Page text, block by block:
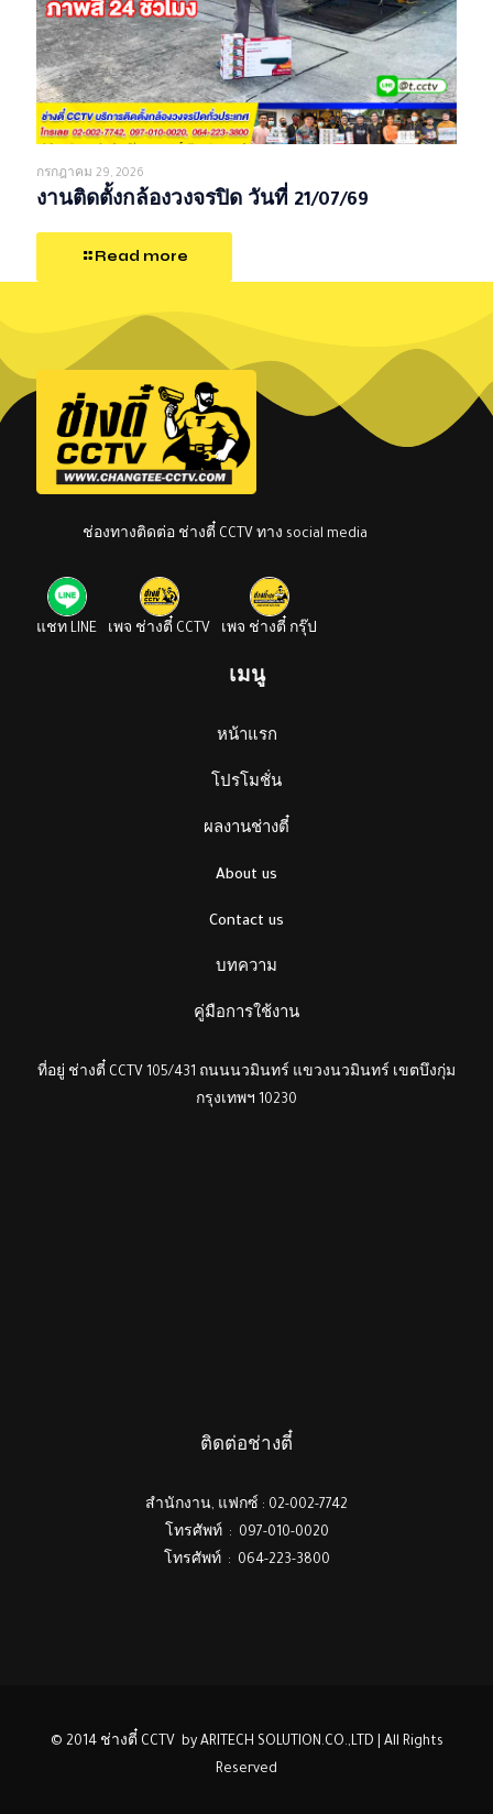
กรกฎาคม 29, 2026
งานติดตั้งกล้องวงจรปิด วันที่ 21/07/69
Read more
ช่องทางติดต่อ ช่างตี๋ CCTV ทาง social media
แชท LINE เพจ ช่างตี๋ CCTV เพจ ช่างตี๋ กรุ๊ป
เมนู
หน้าแรก
โปรโมชั่น
ผลงานช่างตี๋
About us
Contact us
บทความ
คู่มือการใช้งาน
ที่อยู่ ช่างตี๋ CCTV 105/431 ถนนนวมินทร์ แขวงนวมินทร์ เขตบึงกุ่ม
กรุงเทพฯ 10230
ติดต่อช่างตี๋
สำนักงาน, แฟกซ์ : 02-002-7742
โทรศัพท์ : 097-010-0020
โทรศัพท์ : 064-223-3800
© 2014 ช่างตี๋ CCTV by ARITECH SOLUTION.CO.,LTD | All Rights
Reserved